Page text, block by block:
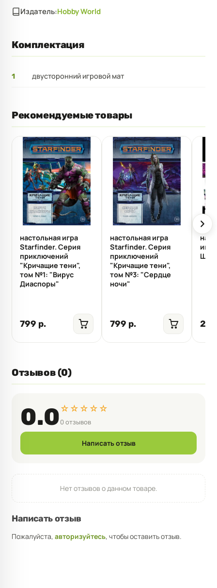
Издатель:Hobby World
Комплектация
1 двусторонний игровой мат
Рекомендуемые товары
настольная игра
Starfinder. Серия
приключений
"Кричащие тени",
том №1: "Вирус
Диаспоры"
799 р.
настольная игра
Starfinder. Серия
приключений
"Кричащие тени",
том №3: "Сердце
ночи"
799 р. 2
Отзывов (0)
0.0☆☆☆☆☆
0 отзывов
Написать отзыв
Нет отзывов о данном товаре.
Написать отзыв
Пожалуйста, авторизуйтесь, чтобы оставить отзыв.